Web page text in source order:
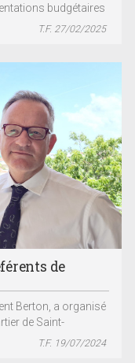
budgétaires
T.F. 27/02/2025
de
Berton, a organisé
de Saint-
T.F. 19/07/2024